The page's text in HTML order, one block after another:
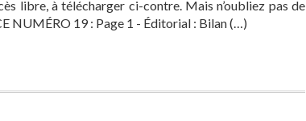
libre, à télécharger ci-contre. Mais n’oubliez pas de
NUMÉRO 19 : Page 1 - Éditorial : Bilan (…)